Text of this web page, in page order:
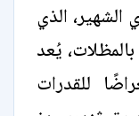
الذي
يُعد
للقدرات